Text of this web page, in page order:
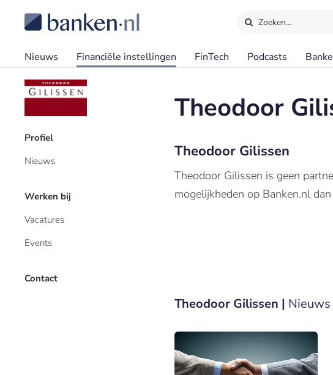
Zoeken…
Nieuws Financiële instellingen FinTech Podcasts
Profiel
Nieuws
Werken bij
Vacatures
Events
Contact
Theodoor
Theodoor Gilissen
Theodoor Gilissen is geen
mogelijkheden op Banken.nl
Theodoor Gilissen | Nieuws